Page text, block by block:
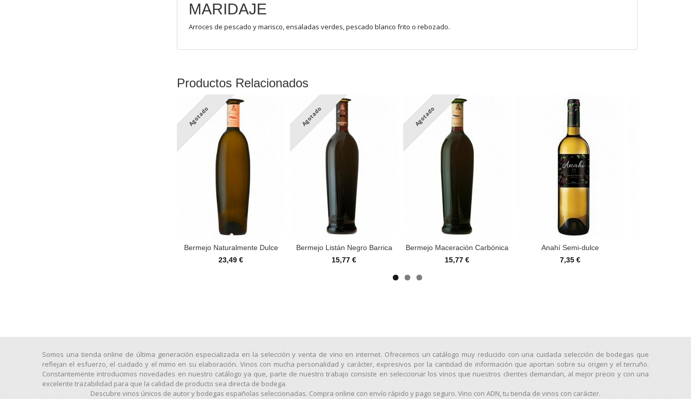
MARIDAJE
Arroces de pescado y marisco, ensaladas verdes, pescado blanco frito o rebozado.
Productos Relacionados
Agotado
Bermejo Naturalmente Dulce
23,49 €
Agotado
Bermejo Listán Negro Barrica
15,77 €
Agotado
Bermejo Maceración Carbónica
15,77 €
Anahí Semi-dulce
7,35 €
Somos una tienda online de última generación especializada en la selección y venta de vino en internet. Ofrecemos un catálogo muy reducido con una cuidada selección de bodegas que
reflejan el esfuerzo, el cuidado y el mimo en su elaboración. Vinos con mucha personalidad y carácter, expresivos por la cantidad de información que aportan sobre su origen y el terruño.
Constantemente introducimos novedades en nuestro catálogo ya que, parte de nuestro trabajo consiste en seleccionar los vinos que nuestros clientes demandan, al mejor precio y con una
excelente trazabilidad para que la calidad de producto sea directa de bodega.
Descubre vinos únicos de autor y bodegas españolas seleccionadas. Compra online con envío rápido y pago seguro. Vino con ADN, tu tienda de vinos con carácter.